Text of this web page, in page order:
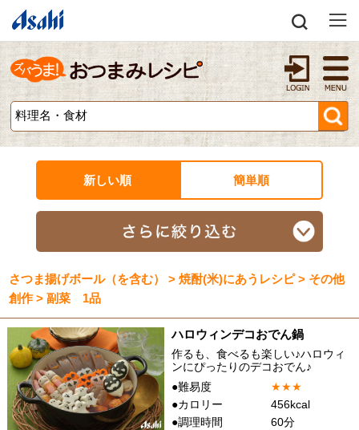
新しい順 簡単順
さつま揚げボール（を含む） > 焼酎(米)にあうレシピ > その他
創作 > 副菜 1品
ハロウィンデコおでん鍋
作るも、食べるも楽しい♪ハロウィ
ンにぴったりのデコおでん♪
●難易度
★★★
●カロリー
456kcal
●調理時間
60分